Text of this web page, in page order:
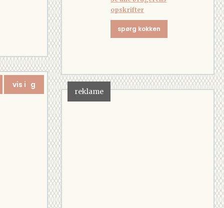
vis i g
opskrifter
spørg kokken
reklame